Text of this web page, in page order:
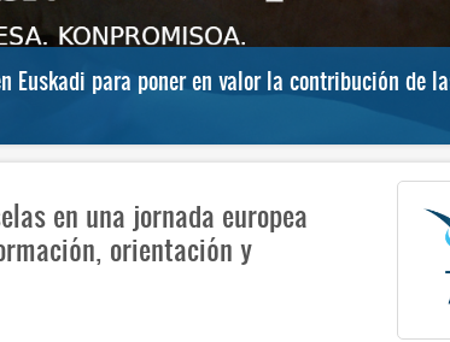
para poner en valor la contribución de
en una jornada europea
orientación y